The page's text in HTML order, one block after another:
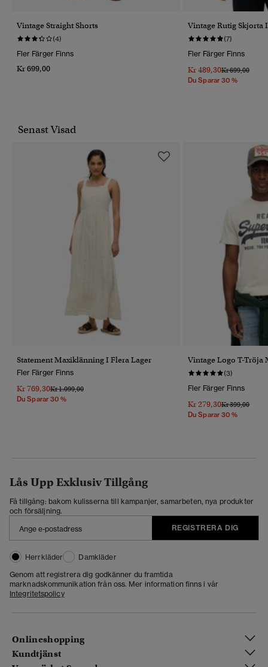
Vintage Straight Shorts
(4)
Fler Färger Finns
Kr 699,00
Vintage Rutig Skjorta
(7)
Fler Färger Finns
Kr 489,30Pris Reducerat
Kr 699,00Till
Du Sparar 30 %
Senast Visad
Statement Maxiklänning I Flera Lager
Fler Färger Finns
Kr 769,30Pris Reducerat Från
Kr 1.099,00Till
Du Sparar 30 %
Vintage Logo T-Tröja
(3)
Fler Färger Finns
Kr 279,30Pris Reducerat
Kr 399,00Till
Du Sparar 30 %
Lås Upp Exklusiv Tillgång
Få tillgång: bakom kulisserna till kampanjer, samarbeten, nya produkter
och försäljning.
REGISTRERA DIG
Herrkläder
Damkläder
Genom att registrera dig godkänner du framtida
marknadskommunikation från oss. Mer information finns i vår
Integritetspolicy
Onlineshopping
Kundtjänst